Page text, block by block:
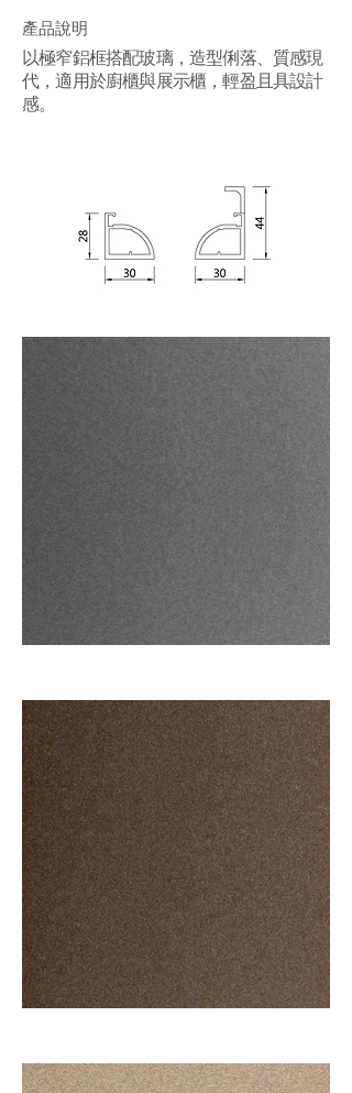
產品說明
以極窄鋁框搭配玻璃，造型俐落、質感現
代，適用於廚櫃與展示櫃，輕盈且具設計
感。